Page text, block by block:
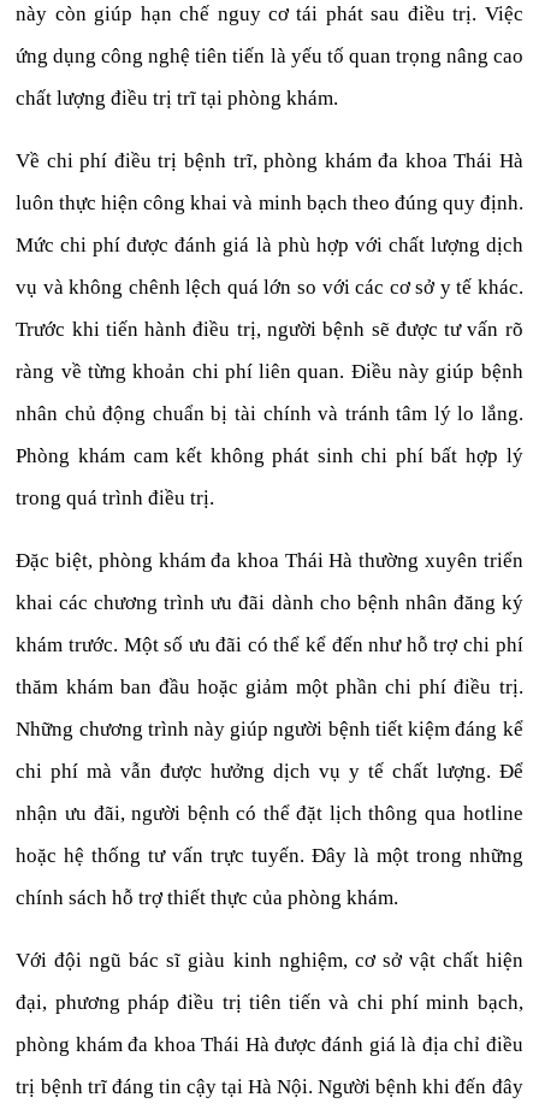
này còn giúp hạn chế nguy cơ tái phát sau điều trị. Việc
ứng dụng công nghệ tiên tiến là yếu tố quan trọng nâng cao
chất lượng điều trị trĩ tại phòng khám.
Về chi phí điều trị bệnh trĩ, phòng khám đa khoa Thái Hà
luôn thực hiện công khai và minh bạch theo đúng quy định.
Mức chi phí được đánh giá là phù hợp với chất lượng dịch
vụ và không chênh lệch quá lớn so với các cơ sở y tế khác.
Trước khi tiến hành điều trị, người bệnh sẽ được tư vấn rõ
ràng về từng khoản chi phí liên quan. Điều này giúp bệnh
nhân chủ động chuẩn bị tài chính và tránh tâm lý lo lắng.
Phòng khám cam kết không phát sinh chi phí bất hợp lý
trong quá trình điều trị.
Đặc biệt, phòng khám đa khoa Thái Hà thường xuyên triển
khai các chương trình ưu đãi dành cho bệnh nhân đăng ký
khám trước. Một số ưu đãi có thể kể đến như hỗ trợ chi phí
thăm khám ban đầu hoặc giảm một phần chi phí điều trị.
Những chương trình này giúp người bệnh tiết kiệm đáng kể
chi phí mà vẫn được hưởng dịch vụ y tế chất lượng. Để
nhận ưu đãi, người bệnh có thể đặt lịch thông qua hotline
hoặc hệ thống tư vấn trực tuyến. Đây là một trong những
chính sách hỗ trợ thiết thực của phòng khám.
Với đội ngũ bác sĩ giàu kinh nghiệm, cơ sở vật chất hiện
đại, phương pháp điều trị tiên tiến và chi phí minh bạch,
phòng khám đa khoa Thái Hà được đánh giá là địa chỉ điều
trị bệnh trĩ đáng tin cậy tại Hà Nội. Người bệnh khi đến đây